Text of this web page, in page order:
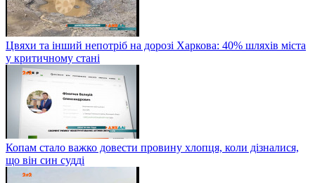
Цвяхи та інший непотріб на дорозі Харкова: 40% шляхів міста
у критичному стані
Копам стало важко довести провину хлопця, коли дізналися,
що він син судді